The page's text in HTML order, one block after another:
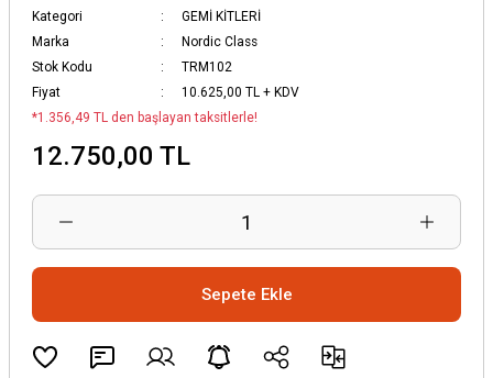
Kategori
GEMİ KİTLERİ
Marka
Nordic Class
Stok Kodu
TRM102
Fiyat
10.625,00 TL + KDV
*1.356,49 TL den başlayan taksitlerle!
12.750,00 TL
Sepete Ekle